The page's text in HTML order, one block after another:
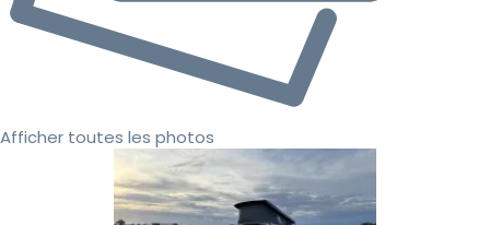
Afficher toutes les photos